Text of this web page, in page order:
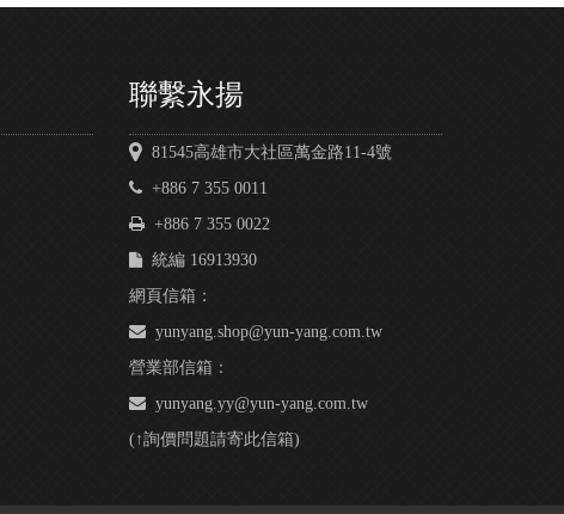
聯繫永揚
81545高雄市大社區萬金路11-4號
+886 7 355 0011
+886 7 355 0022
統編 16913930
網頁信箱：
yunyang.shop@yun-yang.com.tw
營業部信箱：
yunyang.yy@yun-yang.com.tw
(↑詢價問題請寄此信箱)